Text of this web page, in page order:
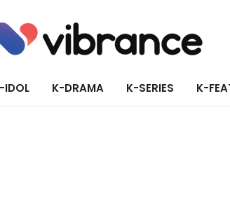
IDOL K-DRAMA K-SERIES K-